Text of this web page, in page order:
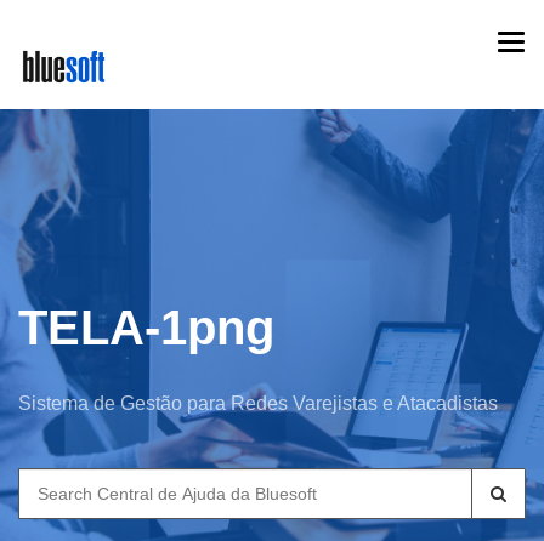
main
content
TELA-1png
Sistema de Gestão para Redes Varejistas e Atacadistas
Search
for: